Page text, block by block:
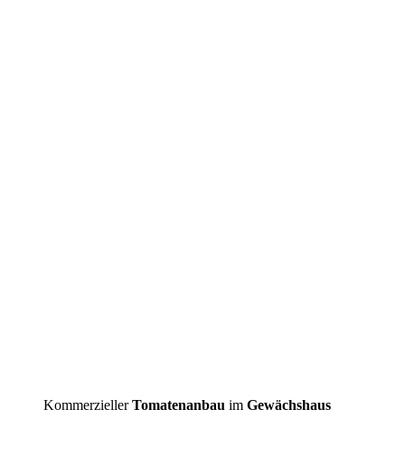
KommerziellerTomatenanbau im Gewächshaus